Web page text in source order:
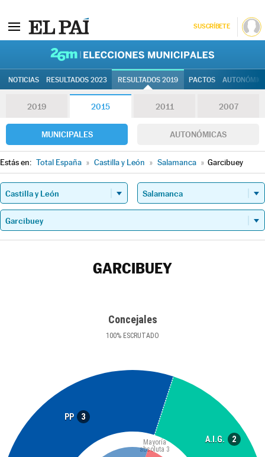
SUSCRÍBETE
NOTICIAS RESULTADOS 2023 RESULTADOS 2019 PACTOS
2019 2015 2011 2007
MUNICIPALES AUTONÓMICAS
Estás en: Total España » Castilla y León » Salamanca » Garcibuey
GARCIBUEY
Concejales
100% ESCRUTADO
PP 3
A.I.G. 2
Mayoría
absoluta 3